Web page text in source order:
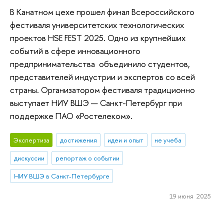
В Канатном цехе прошел финал Всероссийского
фестиваля университетских технологических
проектов HSE FEST 2025. Одно из крупнейших
событий в сфере инновационного
предпринимательства объединило студентов,
представителей индустрии и экспертов со всей
страны. Организатором фестиваля традиционно
выступает НИУ ВШЭ — Санкт-Петербург при
поддержке ПАО «Ростелеком».
Экспертиза достижения идеи и опыт
не учеба
дискуссии
репортаж о событии
НИУ ВШЭ в Санкт-Петербурге
19 июня 2025